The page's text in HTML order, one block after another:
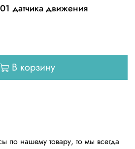
датчика движения
В корзину
по нашему товару, то мы всегда